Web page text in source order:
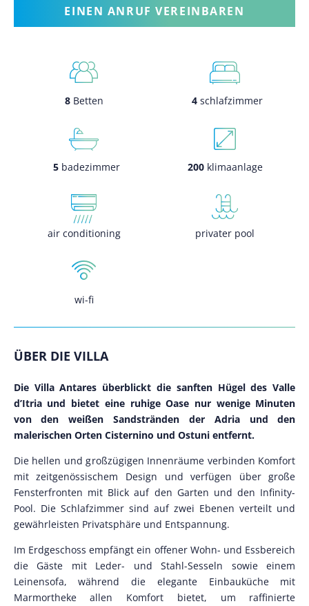
EINEN ANRUF VEREINBAREN
8Betten 4 schlafzimmer
5badezimmer 200klimaanlage
air conditioning privater pool
wi-fi
ÜBER DIE VILLA
Die Villa Antares überblickt die sanften Hügel des Valle
d’Itria und bietet eine ruhige Oase nur wenige Minuten
von den weißen Sandstränden der Adria und den
malerischen Orten Cisternino und Ostuni entfernt.
Die hellen und großzügigen Innenräume verbinden Komfort
mit zeitgenössischem Design und verfügen über große
Fensterfronten mit Blick auf den Garten und den Infinity-
Pool. Die Schlafzimmer sind auf zwei Ebenen verteilt und
gewährleisten Privatsphäre und Entspannung.
Im Erdgeschoss empfängt ein offener Wohn- und Essbereich
die Gäste mit Leder- und Stahl-Sesseln sowie einem
Leinensofa, während die elegante Einbauküche mit
Marmortheke allen Komfort bietet, um raffinierte